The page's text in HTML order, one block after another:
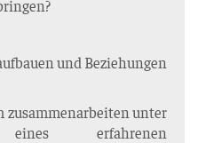
und Bezie­hun­gen
zusam­men­ar­bei­ten unter
erfah­re­nen